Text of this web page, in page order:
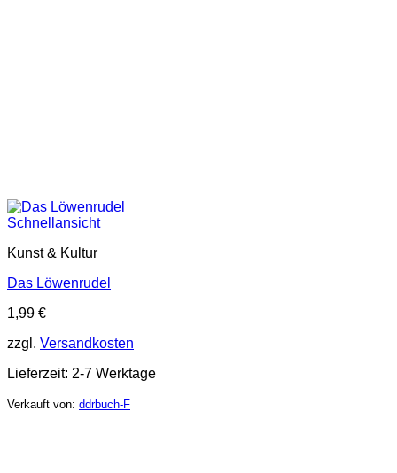
Schnellansicht
Kunst & Kultur
Das Löwenrudel
1,99 €
zzgl. Versandkosten
Lieferzeit: 2-7 Werktage
Verkauft von: ddrbuch-F